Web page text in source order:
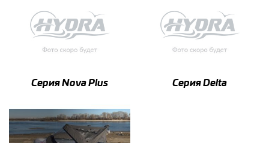
Серия Nova Plus Серия Delta